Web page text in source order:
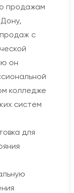
продажам
с
он
колледже
систем
для